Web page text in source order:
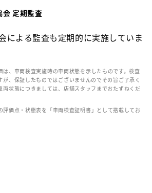
会 定期監査
による監査も定期的に実施していま
、車両検査実施時の車両状態を示したものです。検査
が、保証したものではございませんのでその旨ご了承く
両状態につきましては、店舗スタッフまでおたずねくだ
価点・状態表を「車両検査証明書」として搭載してお